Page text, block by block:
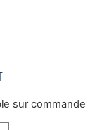
sur commande